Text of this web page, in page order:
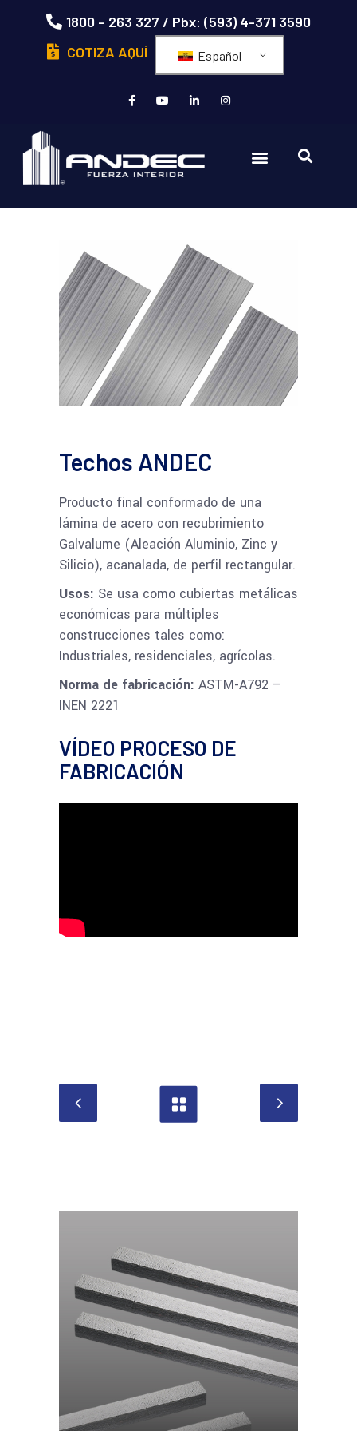
1800 – 263 327 / Pbx: (593) 4-371 3590
COTIZA AQUÍ
Español
Techos ANDEC
Producto final conformado de una
lámina de acero con recubrimiento
Galvalume (Aleación Aluminio, Zinc y
Silicio), acanalada, de perfil rectangular.
Usos: Se usa como cubiertas metálicas
económicas para múltiples
construcciones tales como:
Industriales, residenciales, agrícolas.
Norma de fabricación: ASTM-A792 –
INEN 2221
VÍDEO PROCESO DE
FABRICACIÓN